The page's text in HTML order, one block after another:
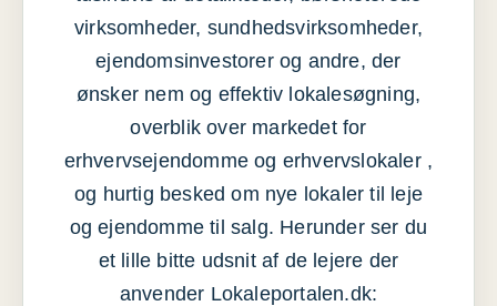
virksomheder, sundhedsvirksomheder,
ejendomsinvestorer og andre, der
ønsker nem og effektiv lokalesøgning,
overblik over markedet for
erhvervsejendomme og erhvervslokaler ,
og hurtig besked om nye lokaler til leje
og ejendomme til salg. Herunder ser du
et lille bitte udsnit af de lejere der
anvender Lokaleportalen.dk: